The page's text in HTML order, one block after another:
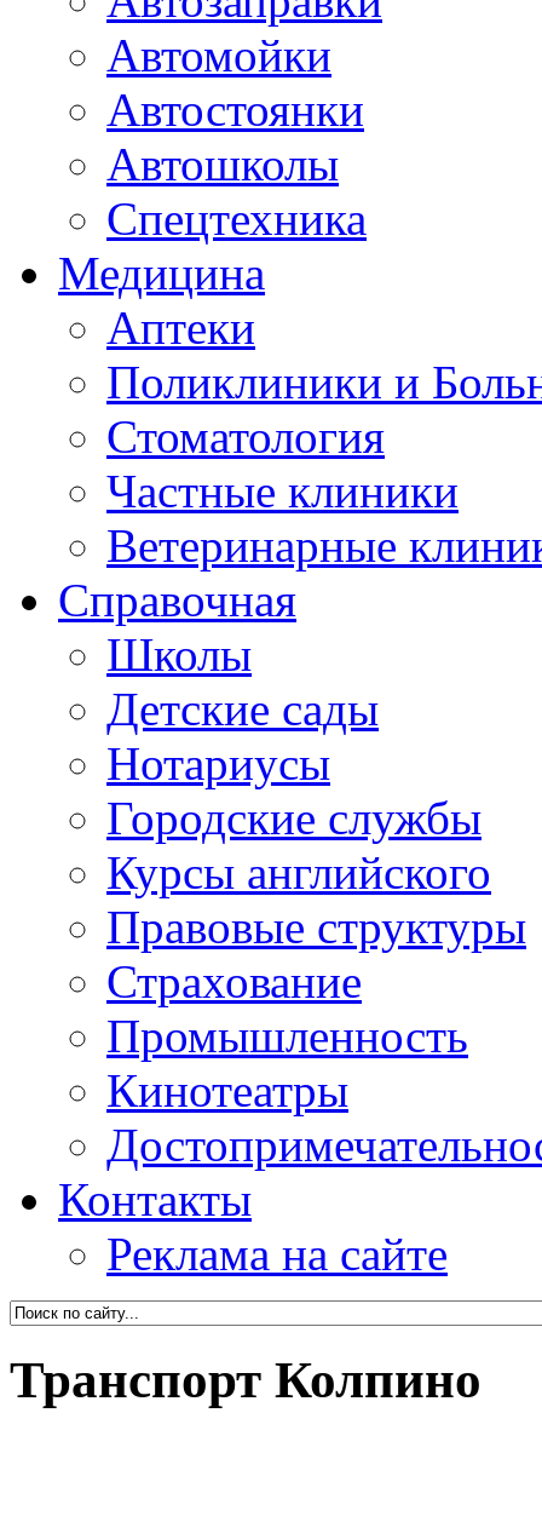
Автомойки
Автостоянки
Автошколы
Спецтехника
Медицина
Аптеки
Поликлиники и
Стоматология
Частные клиники
Ветеринарные
Справочная
Школы
Детские сады
Нотариусы
Городские службы
Курсы английского
Правовые структуры
Страхование
Промышленность
Кинотеатры
Контакты
Реклама на сайте
Транспорт Колпино